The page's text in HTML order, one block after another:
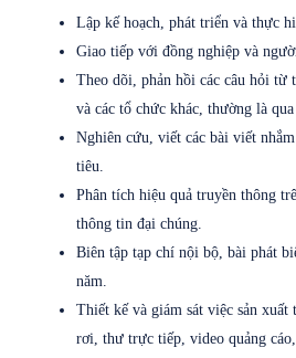
Lập kế hoạch, phát triển và thực
Giao tiếp với đồng nghiệp và
Theo dõi, phản hồi các câu hỏi từ
và các tổ chức khác, thường là
Nghiên cứu, viết các bài viết
tiêu.
Phân tích hiệu quả truyền thông
thông tin đại chúng.
Biên tập tạp chí nội bộ, bài phát
năm.
Thiết kế và giám sát việc sản xuất
rơi, thư trực tiếp, video quảng